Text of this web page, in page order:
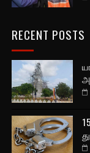
RECENT POSTS